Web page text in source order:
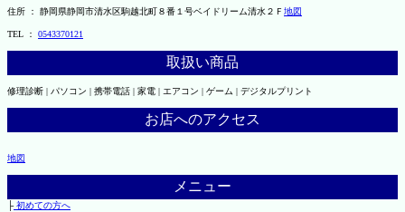
住所 ： 静岡県静岡市清水区駒越北町８番１号ベイドリーム清水２Ｆ 地図
TEL ： 0543370121
取扱い商品
修理診断 | パソコン | 携帯電話 | 家電 | エアコン | ゲーム | デジタルプリント
お店へのアクセス
地図
メニュー
├初めての方へ